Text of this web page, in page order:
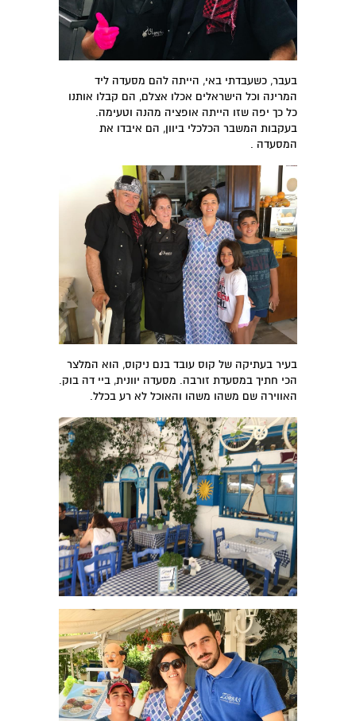
בעבר, כשעבדתי באי, הייתה להם מסעדה ליד
המרינה וכל הישראלים אכלו אצלם, הם קבלו אותנו
כל כך יפה שזו הייתה אופציה מהנה וטעימה.
בעקבות המשבר הכלכלי ביוון, הם איבדו את
המסעדה .
בעיר בעתיקה של קוס עובד בנם ניקוס, הוא המלצר
הכי חתיך במסעדת זורבה. מסעדה יוונית, ביי דה בוק.
האווירה שם משהו משהו והאוכל לא רע בכלל.